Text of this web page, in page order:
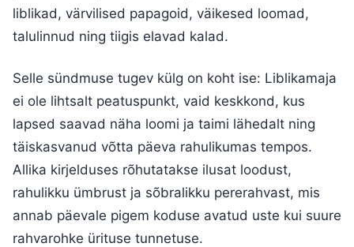
liblikad, värvilised papagoid, väikesed loomad,
talulinnud ning tiigis elavad kalad.
Selle sündmuse tugev külg on koht ise: Liblikamaja
ei ole lihtsalt peatuspunkt, vaid keskkond, kus
lapsed saavad näha loomi ja taimi lähedalt ning
täiskasvanud võtta päeva rahulikumas tempos.
Allika kirjelduses rõhutatakse ilusat loodust,
rahulikku ümbrust ja sõbralikku pererahvast, mis
annab päevale pigem koduse avatud uste kui suure
rahvarohke ürituse tunnetuse.